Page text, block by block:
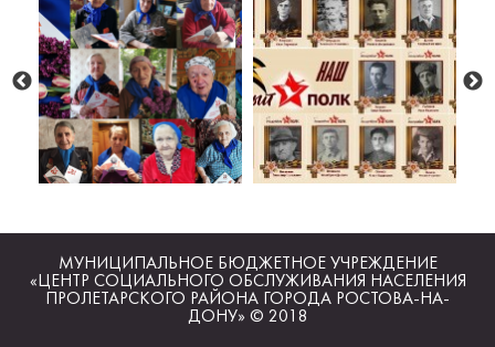
МУНИЦИПАЛЬНОЕ БЮДЖЕТНОЕ УЧРЕЖДЕНИЕ
«ЦЕНТР СОЦИАЛЬНОГО ОБСЛУЖИВАНИЯ НАСЕЛЕНИЯ
ПРОЛЕТАРСКОГО РАЙОНА ГОРОДА РОСТОВА-НА-
ДОНУ» © 2018